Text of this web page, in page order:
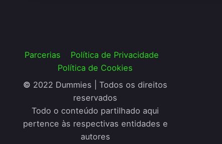
Parcerias
Política de Privacidade
Política de Cookies
© 2022 Dummies | Todos os direitos
reservados
Todo o conteúdo partilhado aqui
pertence às respectivas entidades e
autores